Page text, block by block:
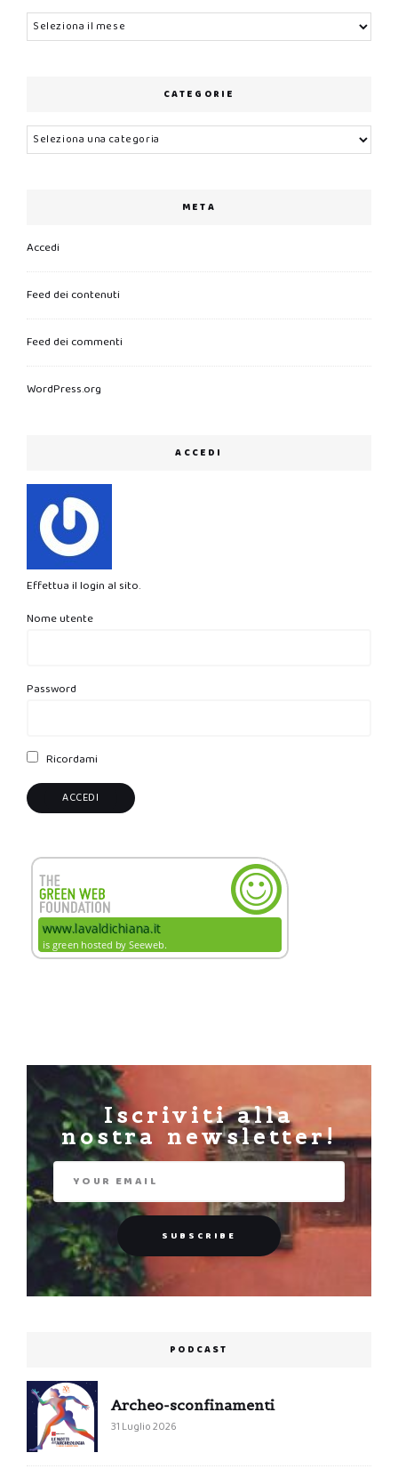
Archivi
CATEGORIE
Categorie
META
Accedi
Feed dei contenuti
Feed dei commenti
WordPress.org
ACCEDI
Effettua il login al sito.
Nome utente
Password
Ricordami
Iscriviti alla
nostra newsletter!
PODCAST
Archeo-sconfinamenti
31 Luglio 2026